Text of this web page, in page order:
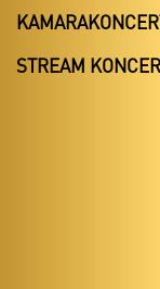
STREAM